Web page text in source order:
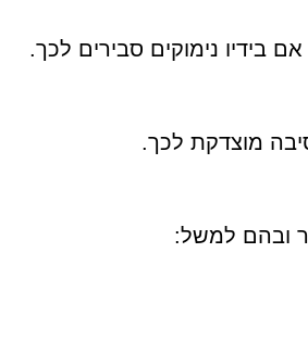
מוצדקת לכך.